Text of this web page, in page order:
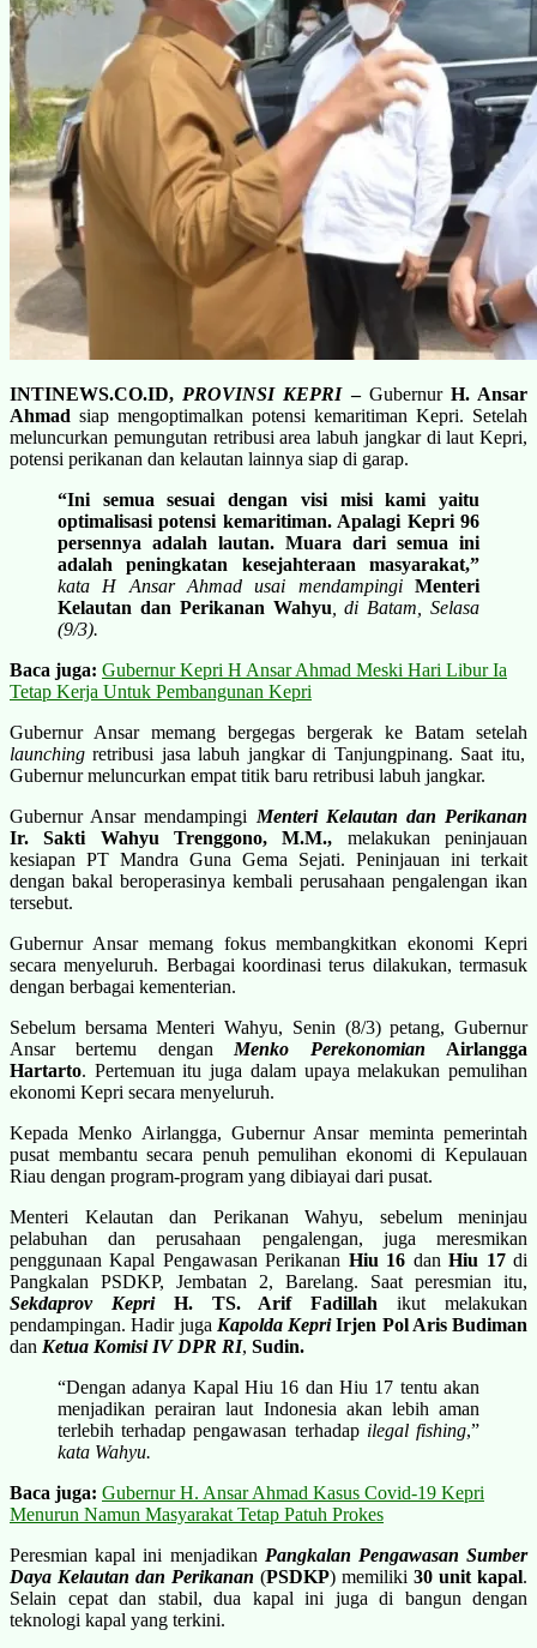
INTINEWS.CO.ID, PROVINSI KEPRI–Gubernur H. Ansar
Ahmad siap mengoptimalkan potensi kemaritiman Kepri. Setelah
meluncurkan pemungutan retribusi area labuh jangkar di laut Kepri,
potensi perikanan dan kelautan lainnya siap di garap.
“Ini semua sesuai dengan visi misi kami yaitu
optimalisasi potensi kemaritiman. Apalagi Kepri 96
persennya adalah lautan. Muara dari semua ini
adalah peningkatan kesejahteraan masyarakat,”
kata H Ansar Ahmad usai mendampingi Menteri
Kelautan dan Perikanan Wahyu , di Batam, Selasa
(9/3).
Baca juga: Gubernur Kepri H Ansar Ahmad Meski Hari Libur Ia
Tetap Kerja Untuk Pembangunan Kepri
Gubernur Ansar memang bergegas bergerak ke Batam setelah
launching retribusi jasa labuh jangkar di Tanjungpinang. Saat itu,
Gubernur meluncurkan empat titik baru retribusi labuh jangkar.
Gubernur Ansar mendampingi Menteri Kelautan dan Perikanan
Ir. Sakti Wahyu Trenggono, M.M., melakukan peninjauan
kesiapan PT Mandra Guna Gema Sejati. Peninjauan ini terkait
dengan bakal beroperasinya kembali perusahaan pengalengan ikan
tersebut.
Gubernur Ansar memang fokus membangkitkan ekonomi Kepri
secara menyeluruh. Berbagai koordinasi terus dilakukan, termasuk
dengan berbagai kementerian.
Sebelum bersama Menteri Wahyu, Senin (8/3) petang, Gubernur
Ansar bertemu dengan Menko Perekonomian
Airlangga
Hartarto. Pertemuan itu juga dalam upaya melakukan pemulihan
ekonomi Kepri secara menyeluruh.
Kepada Menko Airlangga, Gubernur Ansar meminta pemerintah
pusat membantu secara penuh pemulihan ekonomi di Kepulauan
Riau dengan program-program yang dibiayai dari pusat.
Menteri Kelautan dan Perikanan Wahyu, sebelum meninjau
pelabuhan dan perusahaan pengalengan, juga meresmikan
penggunaan Kapal Pengawasan Perikanan Hiu 16 danHiu 17di
Pangkalan PSDKP, Jembatan 2, Barelang. Saat peresmian itu,
Sekdaprov Kepri
H. TS. Arif Fadillah ikut melakukan
pendampingan. Hadir juga Kapolda Kepri Irjen Pol Aris Budiman
dan Ketua Komisi IV DPR RI, Sudin.
“Dengan adanya Kapal Hiu 16 dan Hiu 17 tentu akan
menjadikan perairan laut Indonesia akan lebih aman
terlebih terhadap pengawasan terhadap ilegal fishing,”
kata Wahyu.
Baca juga: Gubernur H. Ansar Ahmad Kasus Covid-19 Kepri
Menurun Namun Masyarakat Tetap Patuh Prokes
Peresmian kapal ini menjadikan Pangkalan Pengawasan Sumber
Daya Kelautan dan Perikanan (PSDKP) memiliki 30 unit kapal.
Selain cepat dan stabil, dua kapal ini juga di bangun dengan
teknologi kapal yang terkini.